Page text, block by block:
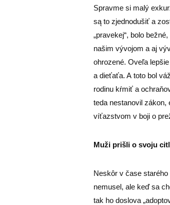
Spravme si malý
są to zjednodušiť a
„pravekej“, bolo
našim vývojom a aj
ohrozené. Oveľa
a dieťaťa. A toto bol
rodinu kŕmiť a
teda nestanovil
víťazstvom v boji o
Muži prišli o svoju
Neskôr v čase
nemusel, ale keď sa
tak ho doslova